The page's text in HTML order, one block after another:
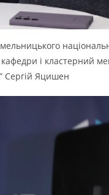
і кластерний
Сергій Яцишен